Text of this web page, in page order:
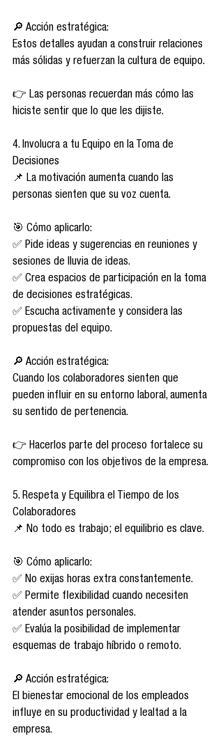
🔎 Acción estratégica:
Estos detalles ayudan a construir relaciones
más sólidas y refuerzan la cultura de equipo.
👉 Las personas recuerdan más cómo las
hiciste sentir que lo que les dijiste.
4. Involucra a tu Equipo en la Toma de
Decisiones
📌 La motivación aumenta cuando las
personas sienten que su voz cuenta.
🎯 Cómo aplicarlo:
✅ Pide ideas y sugerencias en reuniones y
sesiones de lluvia de ideas.
✅ Crea espacios de participación en la toma
de decisiones estratégicas.
✅ Escucha activamente y considera las
propuestas del equipo.
🔎 Acción estratégica:
Cuando los colaboradores sienten que
pueden influir en su entorno laboral, aumenta
su sentido de pertenencia.
👉 Hacerlos parte del proceso fortalece su
compromiso con los objetivos de la empresa.
5. Respeta y Equilibra el Tiempo de los
Colaboradores
📌 No todo es trabajo; el equilibrio es clave.
🎯 Cómo aplicarlo:
✅ No exijas horas extra constantemente.
✅ Permite flexibilidad cuando necesiten
atender asuntos personales.
✅ Evalúa la posibilidad de implementar
esquemas de trabajo híbrido o remoto.
🔎 Acción estratégica:
El bienestar emocional de los empleados
influye en su productividad y lealtad a la
empresa.